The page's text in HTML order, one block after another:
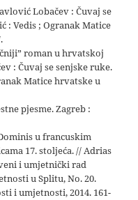
Lobačev : Čuvaj se
: Vedis ; Ogranak Matice
roman u hrvatskoj
: Čuvaj se senjske ruke.
Matice hrvatske u
pjesme. Zagreb :
u francuskim
17. stoljeća. // Adrias
i umjetnički rad
u Splitu, No. 20.
i umjetnosti, 2014. 161-